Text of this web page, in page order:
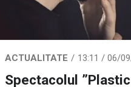
ACTUALITATE 13:11 / 06/
Spectacolul